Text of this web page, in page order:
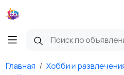
Главная
Хобби и